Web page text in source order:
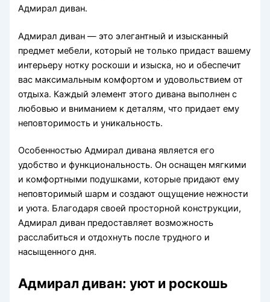
Адмирал диван.
Адмирал диван — это элегантный и изысканный
предмет мебели, который не только придаст вашему
интерьеру нотку роскоши и изыска, но и обеспечит
вас максимальным комфортом и удовольствием от
отдыха. Каждый элемент этого дивана выполнен с
любовью и вниманием к деталям, что придает ему
неповторимость и уникальность.
Особенностью Адмирал дивана является его
удобство и функциональность. Он оснащен мягкими
и комфортными подушками, которые придают ему
неповторимый шарм и создают ощущение нежности
и уюта. Благодаря своей просторной конструкции,
Адмирал диван предоставляет возможность
расслабиться и отдохнуть после трудного и
насыщенного дня.
Адмирал диван: уют и роскошь